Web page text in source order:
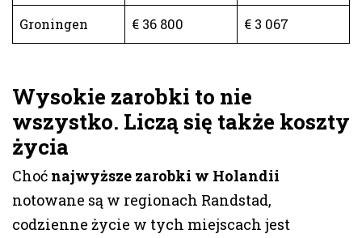
Groningen € 36 800 € 3 067
Wysokie zarobki to nie
wszystko. Liczą się także koszty
życia
Choć najwyższe zarobki w Holandii
notowane są w regionach Randstad,
codzienne życie w tych miejscach jest